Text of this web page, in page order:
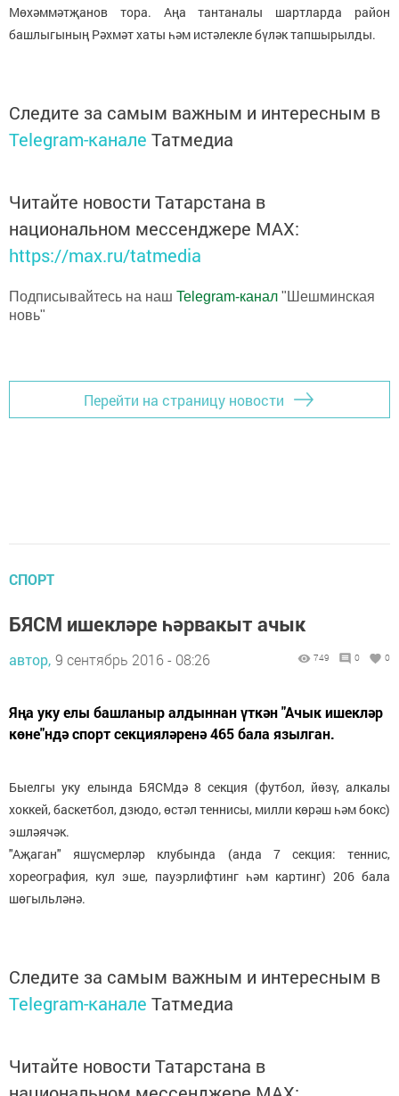
Мөхәммәтҗанов тора. Аңа тантаналы шартларда район
башлыгының Рәхмәт хаты һәм истәлекле бүләк тапшырылды.
Следите за самым важным и интересным в
Telegram-канале Татмедиа
Читайте новости Татарстана в
национальном мессенджере MАХ:
https://max.ru/tatmedia
Подписывайтесь на наш Telegram-канал "Шешминская
новь"
Перейти на страницу новости
СПОРТ
БЯСМ ишекләре һәрвакыт ачык
автор, 9 сентябрь 2016 - 08:26 749 0 0
Яңа уку елы башланыр алдыннан үткән "Ачык ишекләр
көне"ндә спорт секцияләренә 465 бала язылган.
Быелгы уку елында БЯСМдә 8 секция (футбол, йөзү, алкалы
хоккей, баскетбол, дзюдо, өстәл теннисы, милли көрәш һәм бокс)
эшләячәк.
"Аҗаган" яшүсмерләр клубында (анда 7 секция: теннис,
хореография, кул эше, пауэрлифтинг һәм картинг) 206 бала
шөгыльләнә.
Следите за самым важным и интересным в
Telegram-канале Татмедиа
Читайте новости Татарстана в